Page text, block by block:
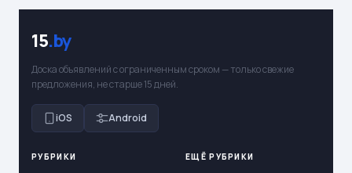
15.by
Доска объявлений с ограниченным сроком — только свежие
предложения, не старше 15 дней.
iOS Android
РУБРИКИ ЕЩЁ РУБРИКИ